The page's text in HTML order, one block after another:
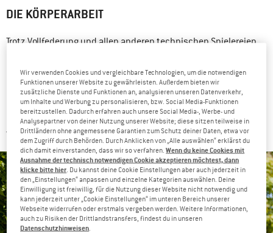
DIE KÖRPERARBEIT
Trotz Vollfederung und allen anderen technischen Spielereien,
mit einzusetzen. So hat man mehr Kontrolle und kann in
Grenzsituationen schneller reagieren.
Deshalb: Raus aus dem Sattel! Arme und Beine sind hier
wichtige „natürliche“ Dämpfungselemente!
Wir verwenden Cookies und vergleichbare Technologien, um die notwendigen
Funktionen unserer Website zu gewährleisten. Außerdem bieten wir
zusätzliche Dienste und Funktionen an, analysieren unseren Datenverkehr,
um Inhalte und Werbung zu personalisieren, bzw. Social Media-Funktionen
bereitzustellen. Dadurch erfahren auch unsere Social Media-, Werbe- und
Analysepartner von deiner Nutzung unserer Website; diese sitzen teilweise in
Drittländern ohne angemessene Garantien zum Schutz deiner Daten, etwa vor
dem Zugriff durch Behörden. Durch Anklicken von „Alle auswählen“ erklärst du
dich damit einverstanden, dass wir so verfahren.Wenn du keine Cookies mit
Ausnahme der technisch notwendigen Cookie akzeptieren möchtest, dann
klicke bitte hier . Du kannst deine Cookie Einstellungen aber auch jederzeit in
den „Einstellungen“ anpassen und einzelne Kategorien auswählen. Deine
Einwilligung ist freiwillig, für die Nutzung dieser Website nicht notwendig und
kann jederzeit unter „Cookie Einstellungen“ im unteren Bereich unserer
Webseite widerrufen oder erstmals vergeben werden. Weitere Informationen,
auch zu Risiken der Drittlandstransfers, findest du in unseren
Datenschutzhinweisen